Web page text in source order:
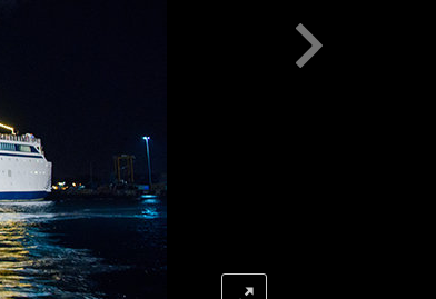
職場のためのツール
エシックスとコンディション
抑圧の原因
調査